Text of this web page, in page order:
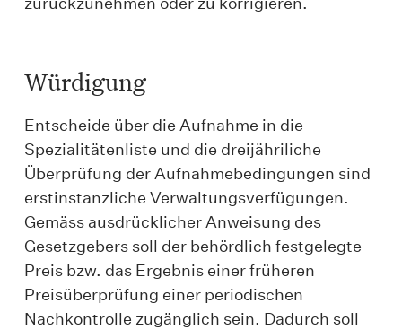
Würdigung
Entscheide über die Aufnahme in die
Spezialitätenliste und die dreijähriliche
Überprüfung der Aufnahmebedingungen sind
erstinstanzliche Verwaltungsverfügungen.
Gemäss ausdrücklicher Anweisung des
Gesetzgebers soll der behördlich festgelegte
Preis bzw. das Ergebnis einer früheren
Preisüberprüfung einer periodischen
Nachkontrolle zugänglich sein. Dadurch soll